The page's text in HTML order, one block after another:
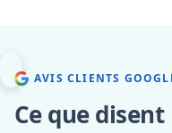
AVIS CLIENTS
Ce que